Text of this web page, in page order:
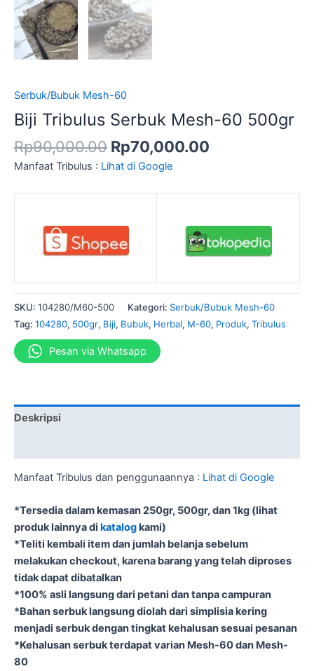
Serbuk/Bubuk Mesh-60
Biji Tribulus Serbuk Mesh-60 500gr
Rp90,000.00 Rp70,000.00
Manfaat Tribulus : Lihat di Google
SKU: 104280/M60-500 Kategori: Serbuk/Bubuk Mesh-60
Tag: 104280, 500gr, Biji, Bubuk, Herbal, M-60, Produk, Tribulus
Pesan via Whatsapp
Deskripsi
Manfaat Tribulus dan penggunaannya : Lihat di Google
*Tersedia dalam kemasan 250gr, 500gr, dan 1kg (lihat
produk lainnya di katalogkami)
*Teliti kembali item dan jumlah belanja sebelum
melakukan checkout, karena barang yang telah diproses
tidak dapat dibatalkan
*100% asli langsung dari petani dan tanpa campuran
*Bahan serbuk langsung diolah dari simplisia kering
menjadi serbuk dengan tingkat kehalusan sesuai pesanan
*Kehalusan serbuk terdapat varian Mesh-60 dan Mesh-
80